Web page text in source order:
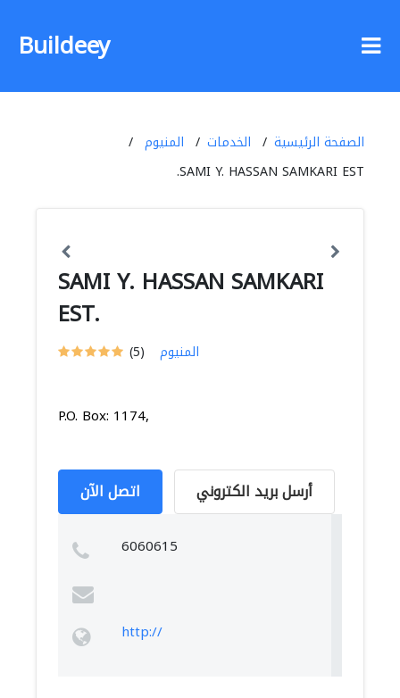
Buildeey
الصفحة الرئيسية الخدمات
المنيوم
SAMI Y. HASSAN SAMKARI EST.
SAMI Y. HASSAN SAMKARI
EST.
(5) المنيوم
P.O. Box: 1174,
اتصل الآن أرسل بريد الكتروني
6060615
http://